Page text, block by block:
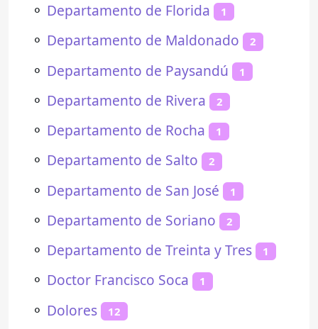
⚬ Departamento de Florida 1
⚬ Departamento de Maldonado 2
⚬ Departamento de Paysandú 1
⚬ Departamento de Rivera 2
⚬ Departamento de Rocha 1
⚬ Departamento de Salto 2
⚬ Departamento de San José 1
⚬ Departamento de Soriano 2
⚬ Departamento de Treinta y Tres 1
⚬ Doctor Francisco Soca 1
⚬ Dolores 12